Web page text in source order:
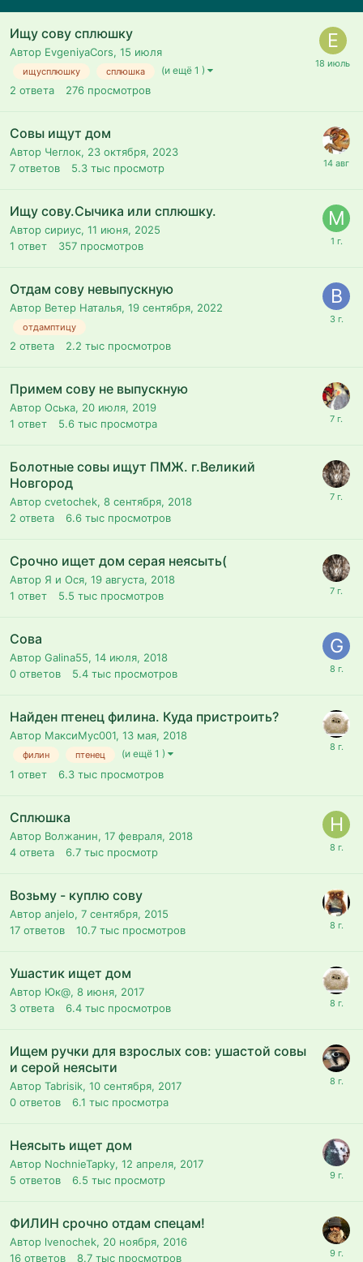
Ищу сову сплюшку
Автор EvgeniyaCors, 15 июля
ищусплюшку сплюшка (и ещё 1 )
2 ответа 276 просмотров
Совы ищут дом
Автор Чеглок, 23 октября, 2023
7 ответов 5.3 тыс просмотр
Ищу сову.Сычика или сплюшку.
Автор сириус, 11 июня, 2025
1 ответ 357 просмотров
Отдам сову невыпускную
Автор Ветер Наталья, 19 сентября, 2022
отдамптицу
2 ответа 2.2 тыс просмотров
Примем сову не выпускную
Автор Оська, 20 июля, 2019
1 ответ 5.6 тыс просмотра
Болотные совы ищут ПМЖ. г.Великий
Новгород
Автор cvetochek, 8 сентября, 2018
2 ответа 6.6 тыс просмотров
Срочно ищет дом серая неясыть(
Автор Я и Ося, 19 августа, 2018
1 ответ 5.5 тыс просмотров
Сова
Автор Galina55, 14 июля, 2018
0 ответов 5.4 тыс просмотров
Найден птенец филина. Куда пристроить?
Автор МаксиМус001, 13 мая, 2018
филин птенец (и ещё 1 )
1 ответ 6.3 тыс просмотров
Сплюшка
Автор Волжанин, 17 февраля, 2018
4 ответа 6.7 тыс просмотр
Возьму - куплю сову
Автор anjelo, 7 сентября, 2015
17 ответов 10.7 тыс просмотров
Ушастик ищет дом
Автор Юк@, 8 июня, 2017
3 ответа 6.4 тыс просмотров
Ищем ручки для взрослых сов: ушастой совы
и серой неясыти
Автор Tabrisik, 10 сентября, 2017
0 ответов 6.1 тыс просмотра
Неясыть ищет дом
Автор NochnieTapky, 12 апреля, 2017
5 ответов 6.5 тыс просмотр
ФИЛИН срочно отдам спецам!
Автор lvenochek, 20 ноября, 2016
16 ответов 8.7 тыс просмотров